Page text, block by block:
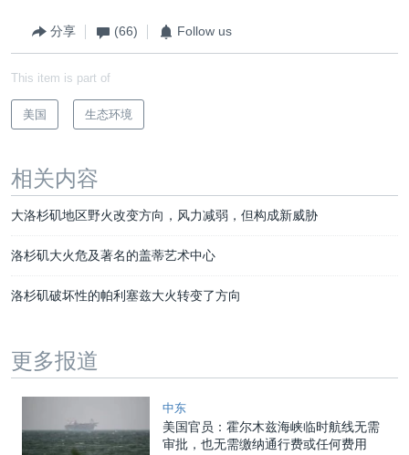
分享 (66) Follow us
This item is part of
美国 生态环境
相关内容
大洛杉矶地区野火改变方向，风力减弱，但构成新威胁
洛杉矶大火危及著名的盖蒂艺术中心
洛杉矶破坏性的帕利塞兹大火转变了方向
更多报道
中东
美国官员：霍尔木兹海峡临时航线无需
审批，也无需缴纳通行费或任何费用